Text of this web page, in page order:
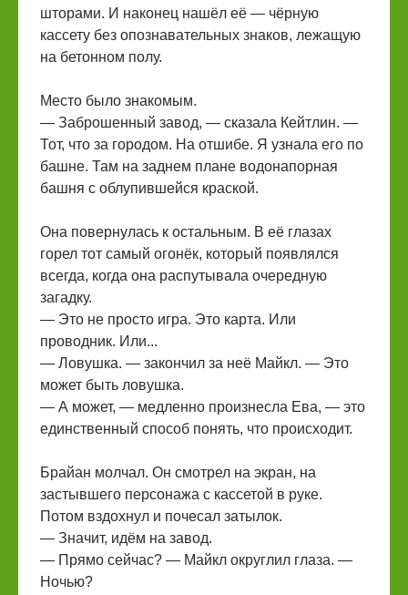
шторами. И наконец нашёл её — чёрную
кассету без опознавательных знаков, лежащую
на бетонном полу.
Место было знакомым.
— Заброшенный завод, — сказала Кейтлин. —
Тот, что за городом. На отшибе. Я узнала его по
башне. Там на заднем плане водонапорная
башня с облупившейся краской.
Она повернулась к остальным. В её глазах
горел тот самый огонёк, который появлялся
всегда, когда она распутывала очередную
загадку.
— Это не просто игра. Это карта. Или
проводник. Или...
— Ловушка. — закончил за неё Майкл. — Это
может быть ловушка.
— А может, — медленно произнесла Ева, — это
единственный способ понять, что происходит.
Брайан молчал. Он смотрел на экран, на
застывшего персонажа с кассетой в руке.
Потом вздохнул и почесал затылок.
— Значит, идём на завод.
— Прямо сейчас? — Майкл округлил глаза. —
Ночью?